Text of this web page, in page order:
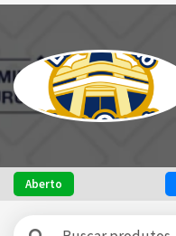
Aberto